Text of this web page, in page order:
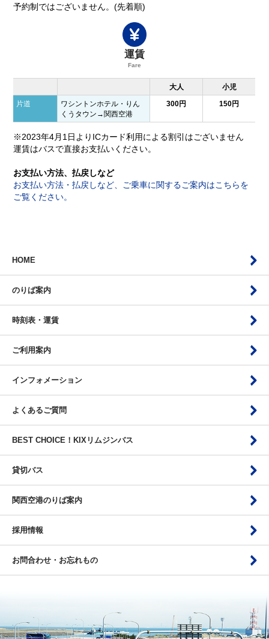
予約制ではございません。(先着順)
運賃
Fare
大人 小児
片道
ワシントンホテル・りん
くうタウン→関西空港
300円 150円
※2023年4月1日よりICカード利用による割引はございません
運賃はバスで直接お支払いください。
お支払い方法、払戻しなど
お支払い方法・払戻しなど、ご乗車に関するご案内はこちらを
ご覧ください。
HOME
のりば案内
時刻表・運賃
ご利用案内
インフォメーション
よくあるご質問
BEST CHOICE！KIXリムジンバス
貸切バス
関西空港のりば案内
採用情報
お問合わせ・お忘れもの